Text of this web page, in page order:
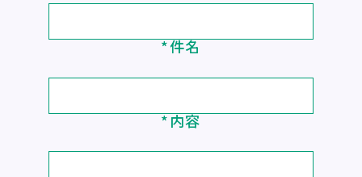
*件名
*内容